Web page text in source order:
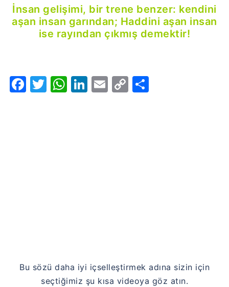
İnsan gelişimi, bir trene benzer: kendini
aşan insan garından; Haddini aşan insan
ise rayından çıkmış demektir!
Facebook
Twitter
WhatsApp
LinkedIn
Email
Copy
Bu sözü daha iyi içselleştirmek adına sizin için
seçtiğimiz şu kısa videoya göz atın.